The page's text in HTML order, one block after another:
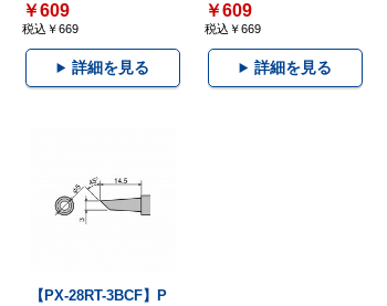
￥609
税込￥669
詳細を見る
￥609
税込￥669
詳細を見る
【PX-28RT-3BCF】P